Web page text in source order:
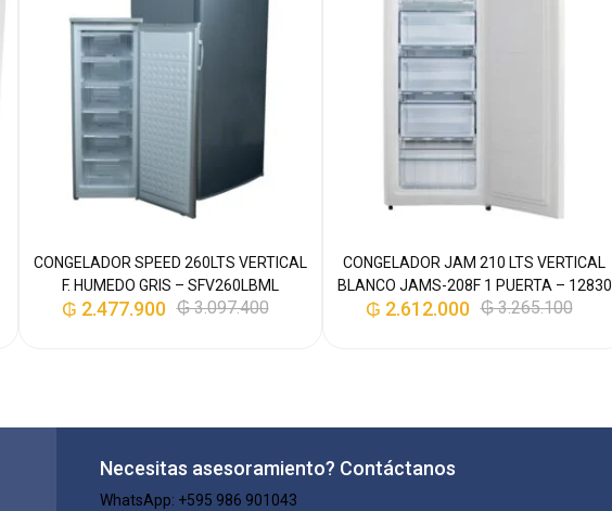
CONGELADOR SPEED 260LTS VERTICAL
F. HUMEDO GRIS – SFV260LBML
₲3.097.400
₲ 2.477.900
CONGELADOR JAM 210 LTS VERTICAL
BLANCO JAMS-208F 1 PUERTA – 12830
₲3.265.100
₲ 2.612.000
Necesitas asesoramiento? Contáctanos
WhatsApp: +595 986 901043​